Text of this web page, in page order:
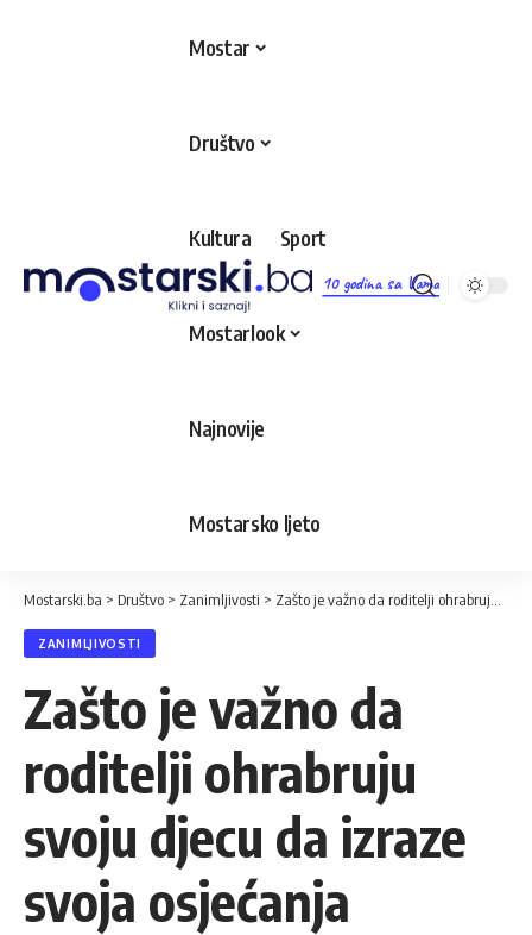
10 godina sa Vama
Mostar
Društvo
Kultura Sport
Mostarlook
Najnovije
Mostarsko ljeto
Mostarski.ba > Društvo > Zanimljivosti > Zašto je važno da roditelji ohrabruju svoju djecu da izraze svoja osjećanja
ZANIMLJIVOSTI
Zašto je važno da
roditelji ohrabruju
svoju djecu da izraze
svoja osjećanja